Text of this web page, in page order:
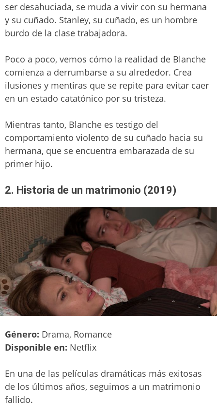
ser desahuciada, se muda a vivir con su hermana
y su cuñado. Stanley, su cuñado, es un hombre
burdo de la clase trabajadora.
Poco a poco, vemos cómo la realidad de Blanche
comienza a derrumbarse a su alrededor. Crea
ilusiones y mentiras que se repite para evitar caer
en un estado catatónico por su tristeza.
Mientras tanto, Blanche es testigo del
comportamiento violento de su cuñado hacia su
hermana, que se encuentra embarazada de su
primer hijo.
2. Historia de un matrimonio (2019)
Género: Drama, Romance
Disponible en: Netflix
En una de las películas dramáticas más exitosas
de los últimos años, seguimos a un matrimonio
fallido.